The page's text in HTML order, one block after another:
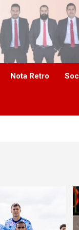
Nota Retro